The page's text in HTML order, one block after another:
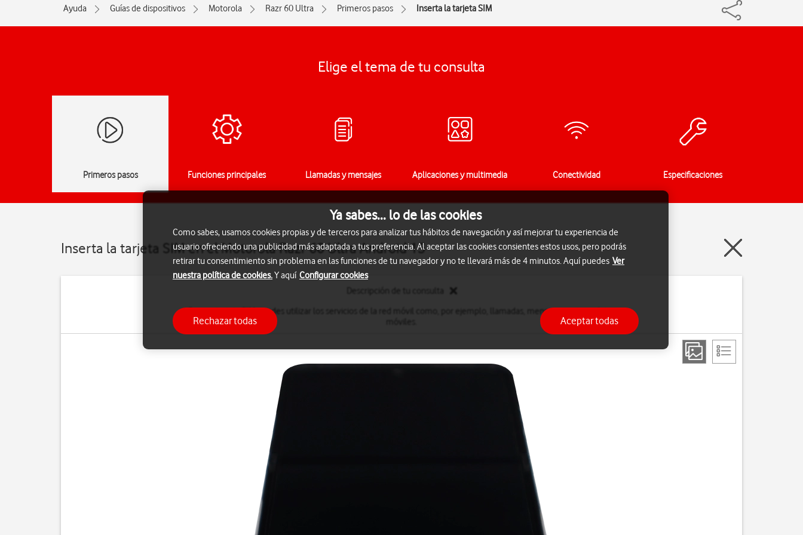
Ayuda Guías de dispositivos Motorola Razr 60 Ultra Primeros pasos Inserta la tarjeta SIM
Elige el tema de tu consulta
Primeros pasos Funciones principales Llamadas y mensajes Aplicaciones y multimedia Conectividad Especificaciones
Inserta la tarjeta SIM en el Motorola Razr 60 Ultra Android 15
Con un tarjeta SIM puedes utilizar los servicios de la red móvil como, por ejemplo, llamadas, mensajes cortos y datos
Ya sabes... lo de las cookies
Como sabes, usamos cookies propias y de terceros para analizar tus hábitos de navegación y así mejorar tu experiencia de
usuario ofreciendo una publicidad más adaptada a tus preferencia. Al aceptar las cookies consientes estos usos, pero podrás
retirar tu consentimiento sin problema en las funciones de tu navegador y no te llevará más de 4 minutos. Aquí puedes Ver
nuestra política de cookies.Y aquí Configurar cookies
Rechazar todas Aceptar todas